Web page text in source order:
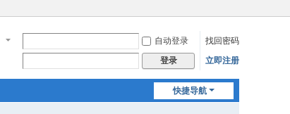
自动登录
找回密码
登录 立即注册
快捷导航